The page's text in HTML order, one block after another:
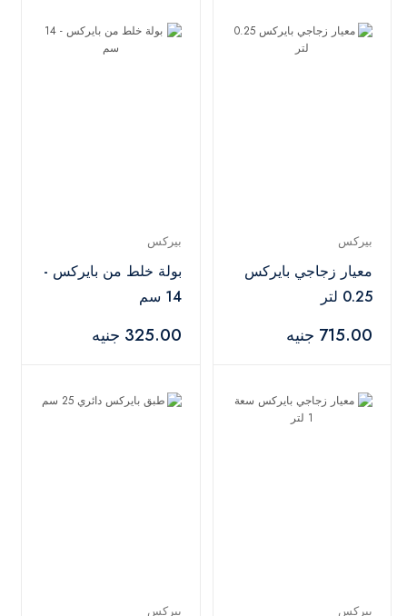
بيركس
معيار زجاجي بايركس
0.25 لتر
715.00 جنيه
بيركس
بولة خلط من بايركس -
14 سم
325.00 جنيه
بيركس بيركس